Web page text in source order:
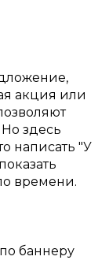
акция или
здесь
написать "У
времени.
баннеру